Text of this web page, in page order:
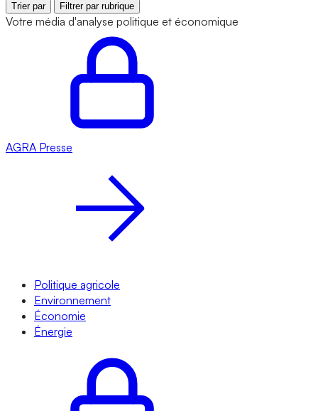
Trier par Filtrer par rubrique
Votre média d'analyse politique et économique
AGRA Presse
Politique agricole
Environnement
Économie
Énergie